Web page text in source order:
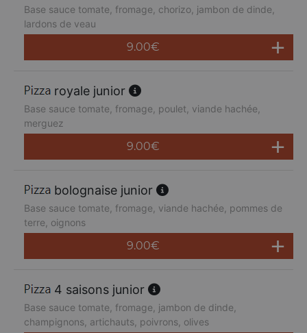
Base sauce tomate, fromage, chorizo, jambon de dinde,
lardons de veau
9.00€
royale junior
Base sauce tomate, fromage, poulet, viande hachée,
merguez
9.00€
bolognaise junior
Base sauce tomate, fromage, viande hachée, pommes de
terre, oignons
9.00€
4 saisons junior
Base sauce tomate, fromage, jambon de dinde,
champignons, artichauts, poivrons, olives